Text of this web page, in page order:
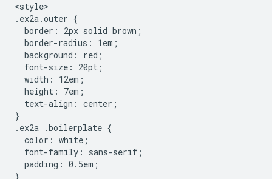
<style>
.ex2a.outer {
  border: 2px solid brown;
  border-radius: 1em;
  background: red;
  font-size: 20pt;
  width: 12em;
  height: 7em;
  text-align: center;
}
.ex2a .boilerplate {
  color: white;
  font-family: sans-serif;
  padding: 0.5em;
}